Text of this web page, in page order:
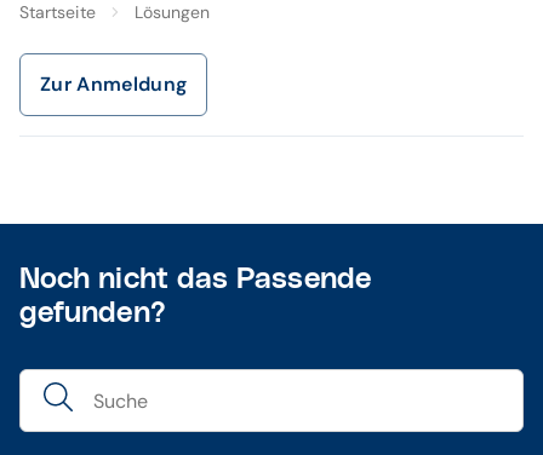
Startseite Lösungen
Zur Anmeldung
Noch nicht das Passende
gefunden?